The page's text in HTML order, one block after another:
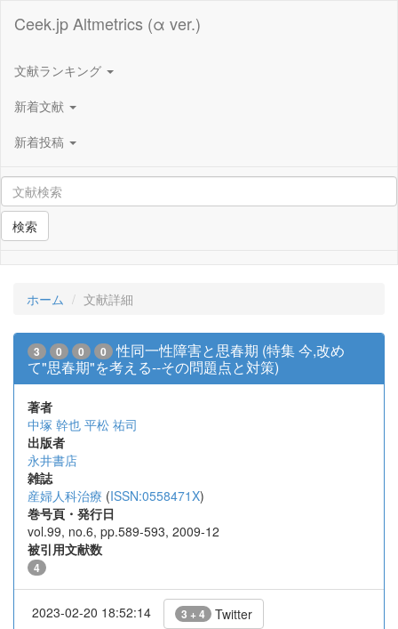
Ceek.jp Altmetrics (α ver.)
文献ランキング
新着文献
新着投稿
検索
ホーム 文献詳細
3 0 0 0
性同一性障害と思春期 (特集 今,改め
て"思春期"を考える--その問題点と対策)
著者
中塚 幹也 平松 祐司
出版者
永井書店
雑誌
産婦人科治療 (ISSN:0558471X)
巻号頁・発行日
vol.99, no.6, pp.589-593, 2009-12
被引用文献数
4
2023-02-20 18:52:14 3 + 4 Twitter